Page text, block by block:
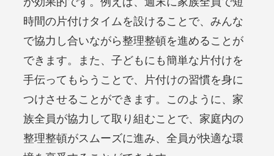
時間の片付けタイムを設けることで、みんな
で協力し合いながら整理整頓を進めることが
できます。また、子どもにも簡単な片付けを
手伝ってもらうことで、片付けの習慣を身に
つけさせることができます。このように、家
族全員が協力して取り組むことで、家庭内の
整理整頓がスムーズに進み、全員が快適な環